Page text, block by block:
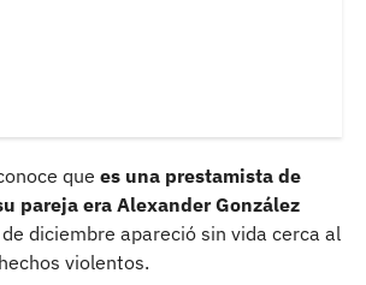
que es una prestamista de
pareja era Alexander González
diciembre apareció sin vida cerca al
violentos.